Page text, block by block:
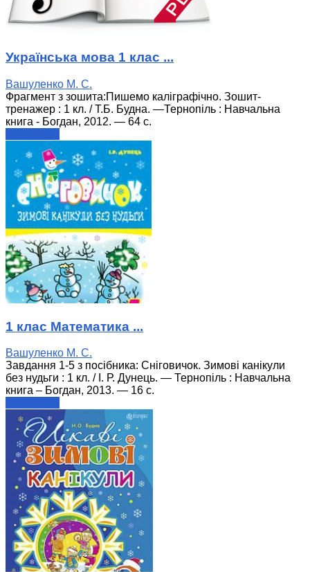
Українська мова 1 клас ...
Вашуленко М. С.
Фрагмент з зошита:Пишемо каліграфічно. Зошит-
тренажер : 1 кл. / Т.Б. Будна. —Тернопіль : Навчальна
книга - Богдан, 2012. — 64 с.
1 клас Математика ...
Вашуленко М. С.
Завдання 1-5 з посібника: Сніговичок. Зимові канікули
без нудьги : 1 кл. / І. Р. Дунець. — Тернопіль : Навчальна
книга – Богдан, 2013. — 16 с.